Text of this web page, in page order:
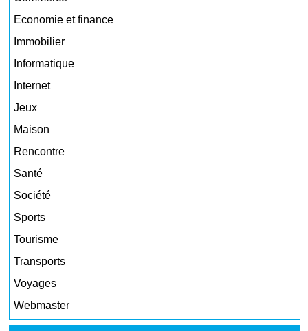
Economie et finance
Immobilier
Informatique
Internet
Jeux
Maison
Rencontre
Santé
Société
Sports
Tourisme
Transports
Voyages
Webmaster